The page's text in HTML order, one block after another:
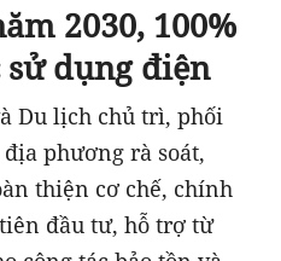
2030, 100%
dụng điện
Du lịch chủ trì, phối
phương rà soát,
thiện cơ chế, chính
đầu tư, hỗ trợ từ